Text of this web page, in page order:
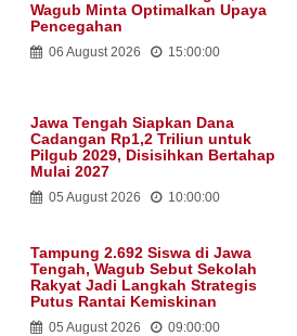
Wagub Minta Optimalkan Upaya
Pencegahan
06 August 2026 15:00:00
Jawa Tengah Siapkan Dana
Cadangan Rp1,2 Triliun untuk
Pilgub 2029, Disisihkan Bertahap
Mulai 2027
05 August 2026 10:00:00
Tampung 2.692 Siswa di Jawa
Tengah, Wagub Sebut Sekolah
Rakyat Jadi Langkah Strategis
Putus Rantai Kemiskinan
05 August 2026 09:00:00